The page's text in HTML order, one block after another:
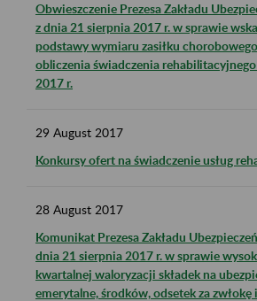
Obwieszczenie Prezesa Zakładu
z dnia 21 sierpnia 2017 r. w sprawie
podstawy wymiaru zasiłku
obliczenia świadczenia
2017 r.
29 August 2017
Konkursy ofert na świadczenie usług
28 August 2017
Komunikat Prezesa Zakładu
dnia 21 sierpnia 2017 r. w sprawie
kwartalnej waloryzacji składek na
emerytalne, środków, odsetek za zwłokę